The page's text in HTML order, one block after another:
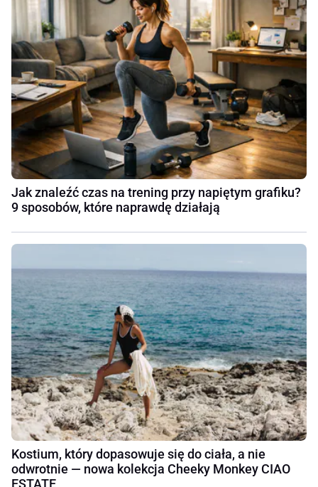
Jak znaleźć czas na trening przy napiętym grafiku?
9 sposobów, które naprawdę działają
Kostium, który dopasowuje się do ciała, a nie
odwrotnie — nowa kolekcja Cheeky Monkey CIAO
ESTATE